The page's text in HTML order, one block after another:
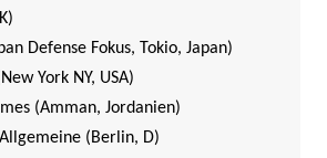
Defense Fokus, Tokio, Japan)
York NY, USA)
(Amman, Jordanien)
(Berlin, D)